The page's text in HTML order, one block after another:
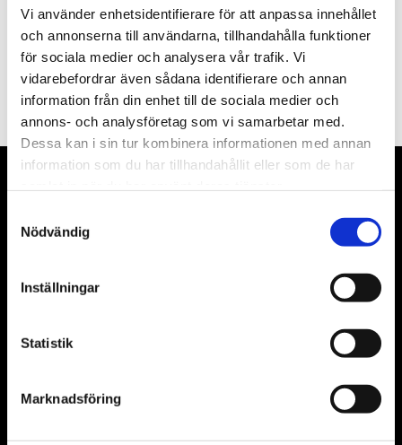
Vi använder enhetsidentifierare för att anpassa innehållet
och annonserna till användarna, tillhandahålla funktioner
för sociala medier och analysera vår trafik. Vi
vidarebefordrar även sådana identifierare och annan
information från din enhet till de sociala medier och
annons- och analysföretag som vi samarbetar med.
Dessa kan i sin tur kombinera informationen med annan
information som du har tillhandahållit eller som de har
Nödvändig
Inställningar
Statistik
Marknadsföring
Kostnaden beror på takets storlek och skick. För en exakt
prisuppgift bör du kontakta en professionell takmålare i
Stockholm för en offert.
Sockenvägen 514, BRF Konduktören